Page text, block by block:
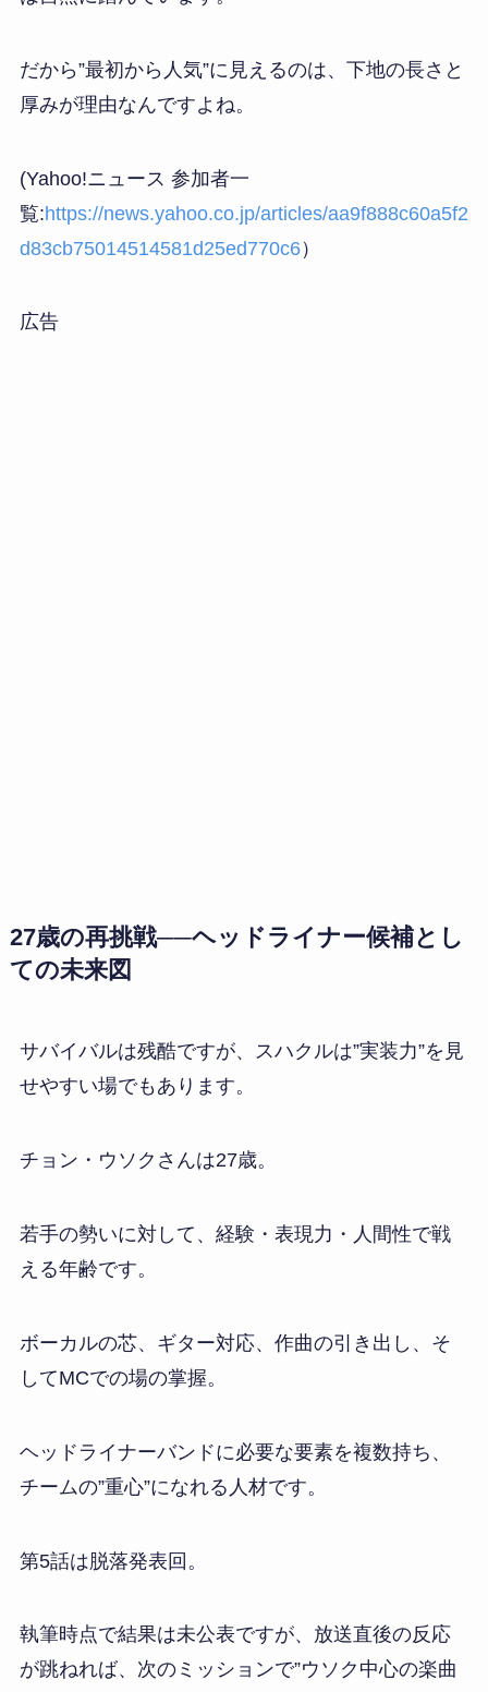
だから”最初から人気”に見えるのは、下地の長さと
厚みが理由なんですよね。
(Yahoo!ニュース 参加者一
覧:https://news.yahoo.co.jp/articles/aa9f888c60a5f2
d83cb75014514581d25ed770c6）
広告
27歳の再挑戦──ヘッドライナー候補とし
ての未来図
サバイバルは残酷ですが、スハクルは”実装力”を見
せやすい場でもあります。
チョン・ウソクさんは27歳。
若手の勢いに対して、経験・表現力・人間性で戦
える年齢です。
ボーカルの芯、ギター対応、作曲の引き出し、そ
してMCでの場の掌握。
ヘッドライナーバンドに必要な要素を複数持ち、
チームの”重心”になれる人材です。
第5話は脱落発表回。
執筆時点で結果は未公表ですが、放送直後の反応
が跳ねれば、次のミッションで”ウソク中心の楽曲